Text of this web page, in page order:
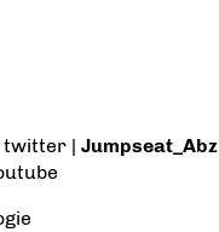
twitter |Jumpseat_Abz